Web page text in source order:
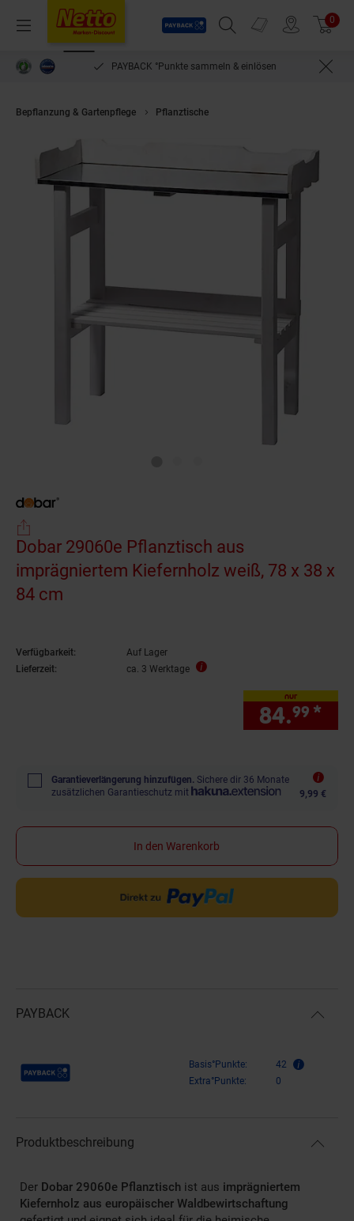
Menü
Payback
Suchfeld einblenden
Prospekte 0
PAYBACK °Punkte sammeln & einlösen
Bepflanzung & Gartenpflege Pflanztische
Dobar 29060e Pflanztisch aus
imprägniertem Kiefernholz weiß, 78 x 38 x
84 cm
Verfügbarkeit:
Auf Lager
Lieferzeit:
ca. 3 Werktage
nur
84.99 *
Garantieverlängerung hinzufügen. Sichere dir 36 Monate
zusätzlichen Garantieschutz mit
9,99 €
In den Warenkorb
PAYBACK
Payback Punkte Basis°Punkte:
42
Extra°Punkte:
0
Produktbeschreibung
Der Dobar 29060e Pflanztisch ist aus imprägniertem
Kiefernholz aus europäischer Waldbewirtschaftung